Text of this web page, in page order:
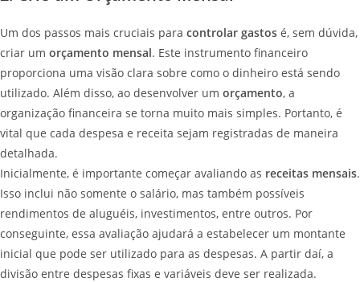
Um dos passos mais cruciais para controlar gastos é, sem dúvida,
criar um orçamento mensal. Este instrumento financeiro
proporciona uma visão clara sobre como o dinheiro está sendo
utilizado. Além disso, ao desenvolver um orçamento, a
organização financeira se torna muito mais simples. Portanto, é
vital que cada despesa e receita sejam registradas de maneira
detalhada.
Inicialmente, é importante começar avaliando as receitas mensais.
Isso inclui não somente o salário, mas também possíveis
rendimentos de aluguéis, investimentos, entre outros. Por
conseguinte, essa avaliação ajudará a estabelecer um montante
inicial que pode ser utilizado para as despesas. A partir daí, a
divisão entre despesas fixas e variáveis deve ser realizada.